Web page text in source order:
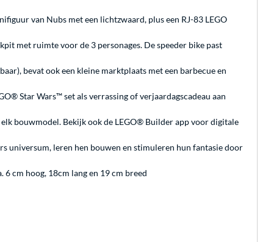
van Nubs met een lichtzwaard, plus een RJ-83 LEGO
met ruimte voor de 3 personages. De speeder bike past
bevat ook een kleine marktplaats met een barbecue en
Star Wars™ set als verrassing of verjaardagscadeau aan
bouwmodel. Bekijk ook de LEGO® Builder app voor digitale
universum, leren hen bouwen en stimuleren hun fantasie door
cm hoog, 18cm lang en 19 cm breed